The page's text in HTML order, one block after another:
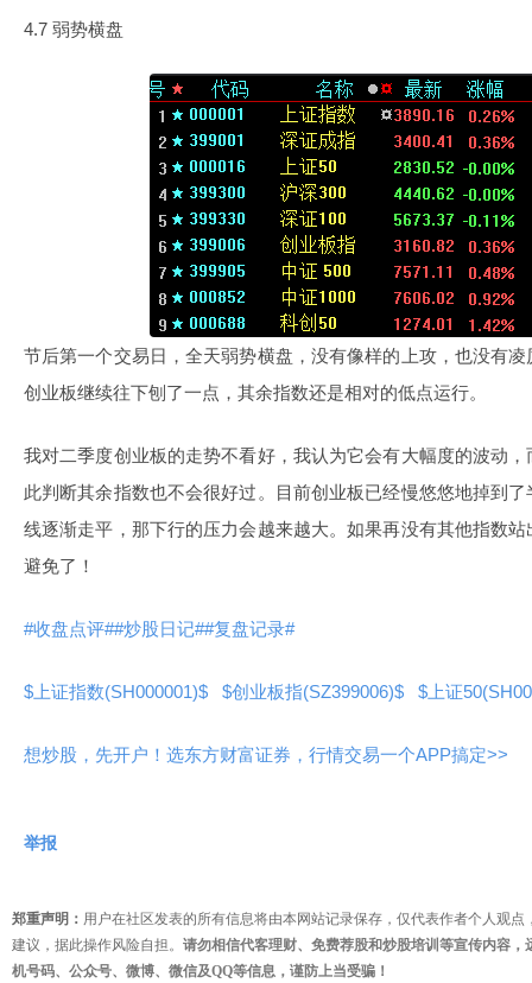
4.7 弱势横盘
节后第一个交易日，全天弱势横盘，没有像样的上攻，也没有
创业板继续往下刨了一点，其余指数还是相对的低点运行。
我对二季度创业板的走势不看好，我认为它会有大幅度的波动
此判断其余指数也不会很好过。目前创业板已经慢悠悠地掉到
线逐渐走平，那下行的压力会越来越大。如果再没有其他指数
避免了！
#收盘点评##炒股日记##复盘记录#
$上证指数(SH000001)$ $创业板指(SZ399006)$ $上证
想炒股，先开户！选东方财富证券，行情交易一个APP搞定>>
举报
郑重声明： 用户在社区发表的所有信息将由本网站记录保存，仅代表作者个人观
建议，据此操作风险自担。 请勿相信代客理财、免费荐股和炒股培训等宣传内容
机号码、公众号、微博、微信及QQ等信息，谨防上当受骗！